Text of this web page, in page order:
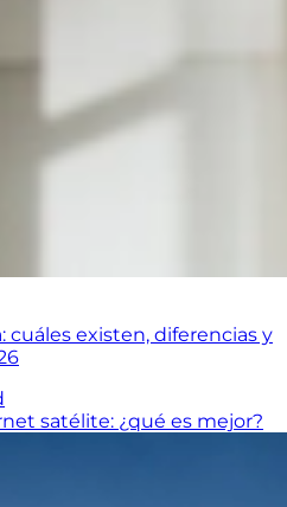
cuáles existen, diferencias y
satélite: ¿qué es mejor?